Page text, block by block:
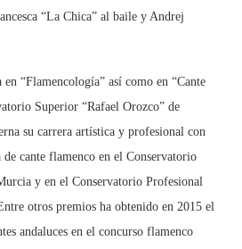
“La Chica” al baile y Andrej
“Flamencología” así como en “Cante
Superior “Rafael Orozco” de
su carrera artística y profesional con
cante flamenco en el Conservatorio
y en el Conservatorio Profesional
otros premios ha obtenido en 2015 el
andaluces en el concurso flamenco